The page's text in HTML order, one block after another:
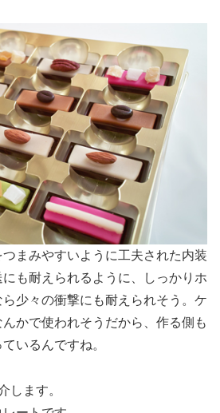
まみやすいように工夫された内装
も耐えられるように、しっかりホ
少々の衝撃にも耐えられそう。ケ
かで使われそうだから、作る側も
いるんですね。
します。